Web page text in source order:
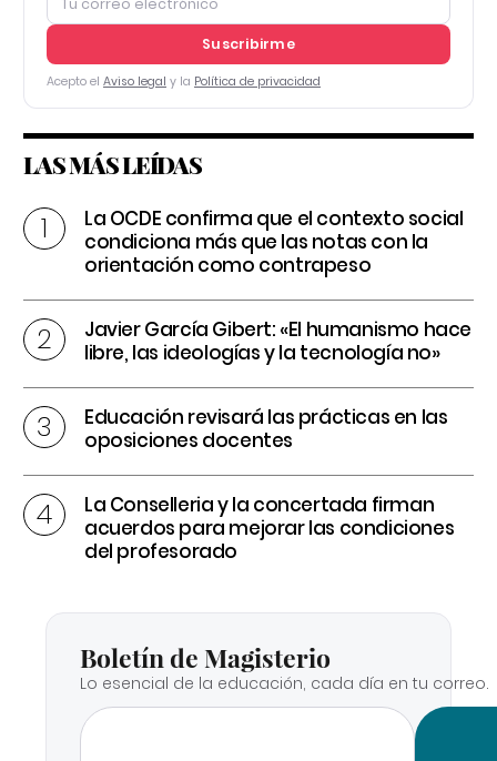
Suscribirme
Acepto el Aviso legal y la Política de privacidad
LAS MÁS LEÍDAS
La OCDE confirma que el contexto social
condiciona más que las notas con la
orientación como contrapeso
Javier García Gibert: «El humanismo hace
libre, las ideologías y la tecnología no»
Educación revisará las prácticas en las
oposiciones docentes
La Conselleria y la concertada firman
acuerdos para mejorar las condiciones
del profesorado
Boletín de Magisterio
Lo esencial de la educación, cada día en tu correo.